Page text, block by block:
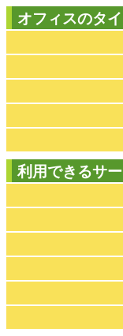
オフィスのタ
利用できるサ